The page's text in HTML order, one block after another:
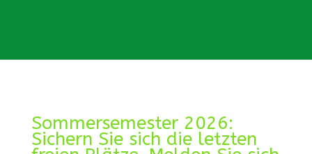
Sommersemester 2026:
Sichern Sie sich die letzten